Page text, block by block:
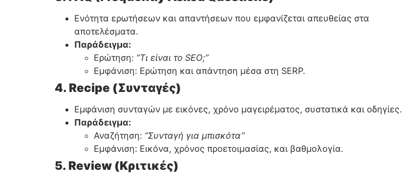
Ενότητα ερωτήσεων και απαντήσεων που εμφανίζεται απευθείας στα
αποτελέσματα.
Παράδειγμα:
Ερώτηση: “Τι είναι το SEO;”
Εμφάνιση: Ερώτηση και απάντηση μέσα στη SERP.
4. Recipe (Συνταγές)
Εμφάνιση συνταγών με εικόνες, χρόνο μαγειρέματος, συστατικά και οδηγίες.
Παράδειγμα:
Αναζήτηση: “Συνταγή για μπισκότα”
Εμφάνιση: Εικόνα, χρόνος προετοιμασίας, και βαθμολογία.
5. Review (Κριτικές)